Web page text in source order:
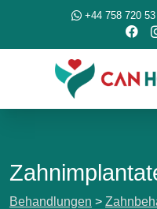
+44 758 720
Behandlungen >